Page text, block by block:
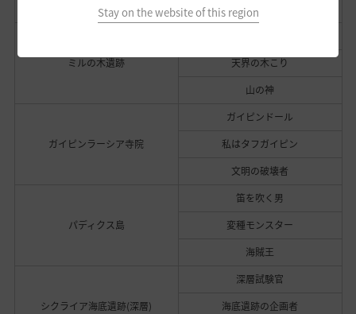
Stay on the website of this region死した神の腹心
ミルの木遺跡
天界の木こり
山の神
ガイピンラーシア寺院
ガイピンドール
私はタフガイピン
文明の破壊者
パディクス島
笛を吹く男
変種モンスター
海賊王
シクライア海底遺跡(深層)
深層試験官
海底遺跡の企画者